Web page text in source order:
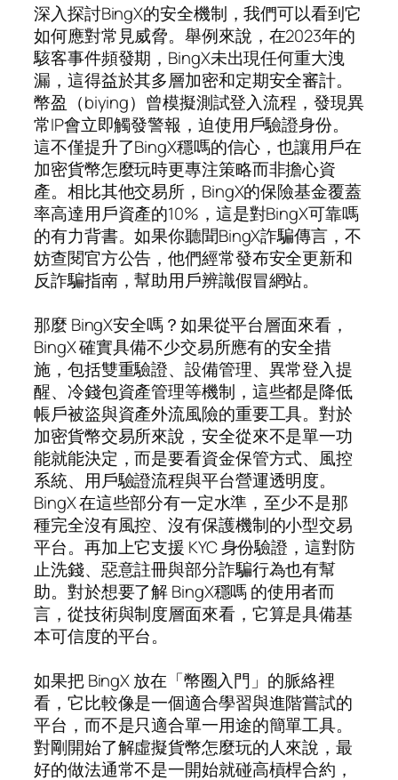
深入探討BingX的安全機制，我們可以看到它
如何應對常見威脅。舉例來說，在2023年的
駭客事件頻發期，BingX未出現任何重大洩
漏，這得益於其多層加密和定期安全審計。
幣盈（biying）曾模擬測試登入流程，發現異
常IP會立即觸發警報，迫使用戶驗證身份。
這不僅提升了BingX穩嗎的信心，也讓用戶在
加密貨幣怎麼玩時更專注策略而非擔心資
產。相比其他交易所，BingX的保險基金覆蓋
率高達用戶資產的10%，這是對BingX可靠嗎
的有力背書。如果你聽聞BingX詐騙傳言，不
妨查閱官方公告，他們經常發布安全更新和
反詐騙指南，幫助用戶辨識假冒網站。
那麼 BingX安全嗎？如果從平台層面來看，
BingX 確實具備不少交易所應有的安全措
施，包括雙重驗證、設備管理、異常登入提
醒、冷錢包資產管理等機制，這些都是降低
帳戶被盜與資產外流風險的重要工具。對於
加密貨幣交易所來說，安全從來不是單一功
能就能決定，而是要看資金保管方式、風控
系統、用戶驗證流程與平台營運透明度。
BingX 在這些部分有一定水準，至少不是那
種完全沒有風控、沒有保護機制的小型交易
平台。再加上它支援 KYC 身份驗證，這對防
止洗錢、惡意註冊與部分詐騙行為也有幫
助。對於想要了解 BingX穩嗎 的使用者而
言，從技術與制度層面來看，它算是具備基
本可信度的平台。
如果把 BingX 放在「幣圈入門」的脈絡裡
看，它比較像是一個適合學習與進階嘗試的
平台，而不是只適合單一用途的簡單工具。
對剛開始了解虛擬貨幣怎麼玩的人來說，最
好的做法通常不是一開始就碰高槓桿合約，